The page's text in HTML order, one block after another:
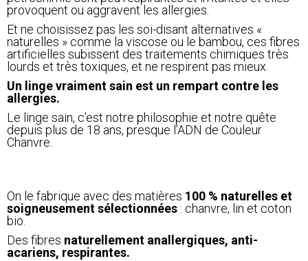
provoquent ou aggravent les allergies.
Et ne choisissez pas les soi-disant alternatives «
naturelles » comme la viscose ou le bambou, ces fibres
artificielles subissent des traitements chimiques très
lourds et très toxiques, et ne respirent pas mieux.
Un linge vraiment sain est un rempart contre les
allergies.
Le linge sain, c’est notre philosophie et notre quête
depuis plus de 18 ans, presque l’ADN de Couleur
Chanvre.
On le fabrique avec des matières 100 % naturelles et
soigneusement sélectionnées : chanvre, lin et coton
bio.
Des fibres naturellement anallergiques, anti-
acariens, respirantes.